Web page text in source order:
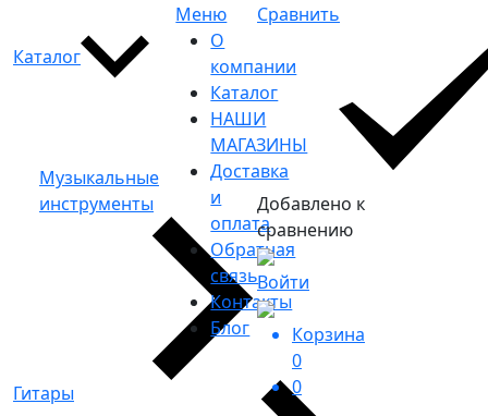
Каталог
Музыкальные
инструменты
Гитары
Меню
О
компании
Каталог
НАШИ
МАГАЗИНЫ
Доставка
и
оплата
Обратная
связь
Контакты
Блог
Сравнить
Добавлено к
сравнению
Войти
Корзина
0
0